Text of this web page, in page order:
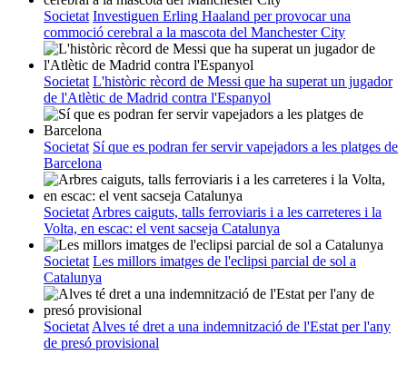
Societat Investiguen Erling Haaland per provocar una
commoció cerebral a la mascota del Manchester City
Societat L'històric rècord de Messi que ha superat un jugador
de l'Atlètic de Madrid contra l'Espanyol
Societat Sí que es podran fer servir vapejadors a les platges de
Barcelona
Societat Arbres caiguts, talls ferroviaris i a les carreteres i la
Volta, en escac: el vent sacseja Catalunya
Societat Les millors imatges de l'eclipsi parcial de sol a
Catalunya
Societat Alves té dret a una indemnització de l'Estat per l'any
de presó provisional